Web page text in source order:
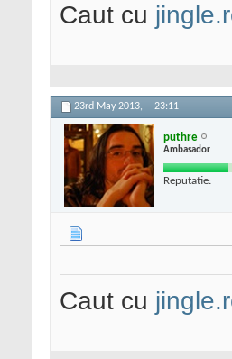
Caut cu
23rd May 2013, 23:11
puthre
Ambasador
Reputatie:
Caut cu